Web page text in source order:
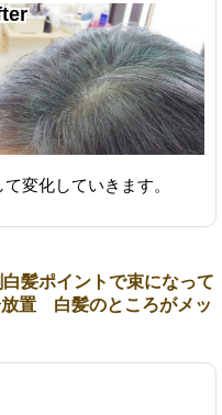
変化していきます。
髪ポイントで束になって
置 白髪のところがメッ